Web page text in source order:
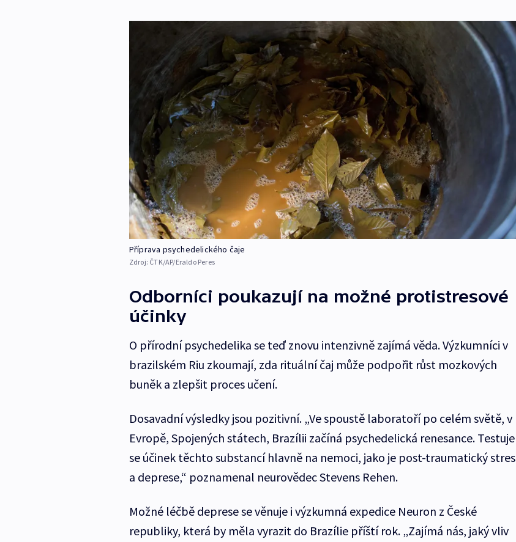
Příprava psychedelického čaje
Zdroj: ČTK/AP/Eraldo Peres
Odborníci poukazují na možné protistresové
účinky
O přírodní psychedelika se teď znovu intenzivně zajímá věda. Výzkumníci v
brazilském Riu zkoumají, zda rituální čaj může podpořit růst mozkových
buněk a zlepšit proces učení.
Dosavadní výsledky jsou pozitivní. „Ve spoustě laboratoří po celém světě, v
Evropě, Spojených státech, Brazílii začíná psychedelická renesance. Testuje
se účinek těchto substancí hlavně na nemoci, jako je post-traumatický stres
a deprese,“ poznamenal neurovědec Stevens Rehen.
Možné léčbě deprese se věnuje i výzkumná expedice Neuron z České
republiky, která by měla vyrazit do Brazílie příští rok. „Zajímá nás, jaký vliv